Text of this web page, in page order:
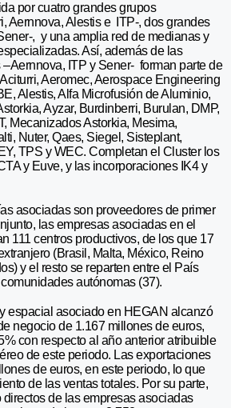
por cuatro grandes grupos
Aernnova, Alestis e ITP-, dos grandes
, y una amplia red de medianas y
Así, además de las
ITP y Sener- forman parte de
Aeromec, Aerospace Engineering
Alestis, Alfa Microfusión de Aluminio,
Ayzar, Burdinberri, Burulan, DMP,
Mecanizados Astorkia, Mesima,
Nuter, Qaes, Siegel, Sisteplant,
TPS y WEC. Completan el Cluster los
y Euve, y las incorporaciones IK4 y
asociadas son proveedores de primer
las empresas asociadas en el
111 centros productivos, de los que 17
(Brasil, Malta, México, Reino
y el resto se reparten entre el País
autónomas (37).
espacial asociado en HEGAN alcanzó
negocio de 1.167 millones de euros,
con respecto al año anterior atribuible
de este periodo. Las exportaciones
de euros, en este periodo, lo que
de las ventas totales. Por su parte,
directos de las empresas asociadas